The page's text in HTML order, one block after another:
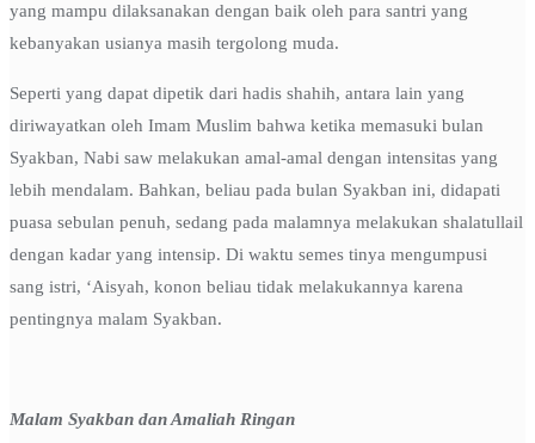
yang mampu dilaksanakan dengan baik oleh para santri yang
kebanyakan usianya masih tergolong muda.
Seperti yang dapat dipetik dari hadis shahih, antara lain yang
diriwayatkan oleh Imam Muslim bahwa ketika memasuki bulan
Syakban, Nabi saw melakukan amal-amal dengan intensitas yang
lebih mendalam. Bahkan, beliau pada bulan Syakban ini, didapati
puasa sebulan penuh, sedang pada malamnya melakukan shalatullail
dengan kadar yang intensip. Di waktu semes tinya mengumpusi
sang istri, ‘Aisyah, konon beliau tidak melakukannya karena
pentingnya malam Syakban.
Malam Syakban dan Amaliah Ringan